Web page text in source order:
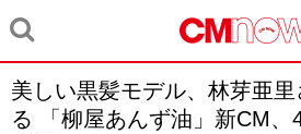
美しい黒髪モデル、林芽亜
る 「柳屋あんず油」新CM、